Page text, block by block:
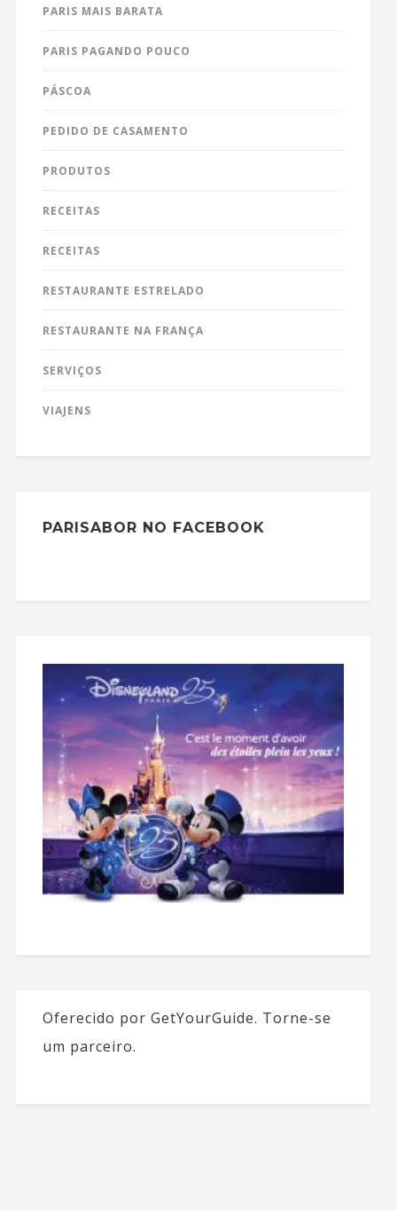
PARIS MAIS BARATA
PARIS PAGANDO POUCO
PÁSCOA
PEDIDO DE CASAMENTO
PRODUTOS
RECEITAS
RECEITAS
RESTAURANTE ESTRELADO
RESTAURANTE NA FRANÇA
SERVIÇOS
VIAJENS
PARISABOR NO FACEBOOK
Oferecido por GetYourGuide. Torne-se
um parceiro.